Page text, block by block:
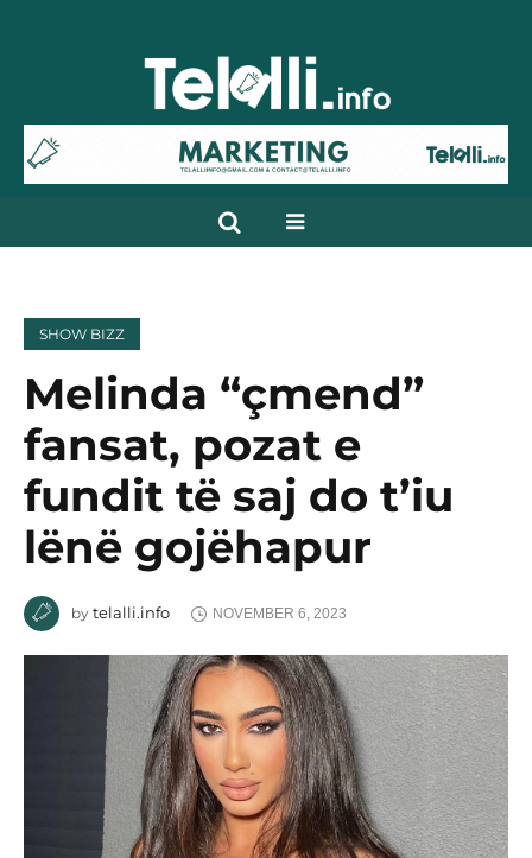
SHOW BIZZ
Melinda “çmend”
fansat, pozat e
fundit të saj do t’iu
lënë gojëhapur
by telalli.info NOVEMBER 6, 2023